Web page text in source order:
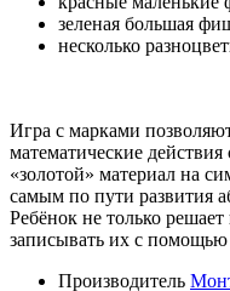
зеленая большая
несколько
Игра с марками
математические
«золотой» материал на
самым по пути развития
Ребёнок не только
записывать их с помощью
Производитель